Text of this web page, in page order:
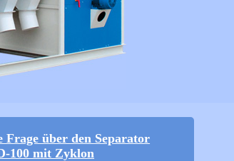
Frage über den Separator
100 mit Zyklon